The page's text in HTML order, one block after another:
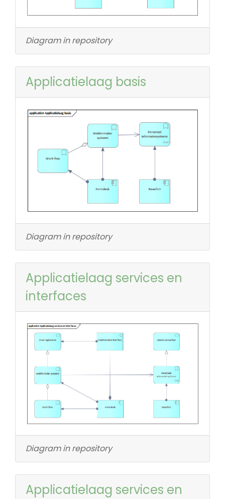
Diagram in repository
Applicatielaag basis
Diagram in repository
Applicatielaag services en
interfaces
Diagram in repository
Applicatielaag services en